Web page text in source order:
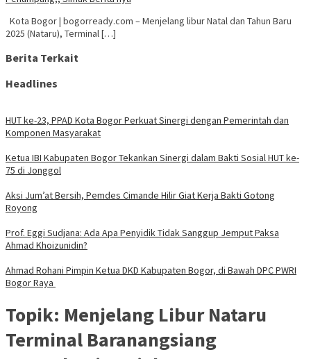
Kota Bogor | bogorready.com – Menjelang libur Natal dan Tahun Baru
2025 (Nataru), Terminal […]
Berita Terkait
Headlines
HUT ke-23, PPAD Kota Bogor Perkuat Sinergi dengan Pemerintah dan
Komponen Masyarakat
Ketua IBI Kabupaten Bogor Tekankan Sinergi dalam Bakti Sosial HUT ke-
75 di Jonggol
Aksi Jum’at Bersih, Pemdes Cimande Hilir Giat Kerja Bakti Gotong
Royong
Prof. Eggi Sudjana: Ada Apa Penyidik Tidak Sanggup Jemput Paksa
Ahmad Khoizunidin?
Ahmad Rohani Pimpin Ketua DKD Kabupaten Bogor, di Bawah DPC PWRI
Bogor Raya
Topik: Menjelang Libur Nataru
Terminal Baranangsiang